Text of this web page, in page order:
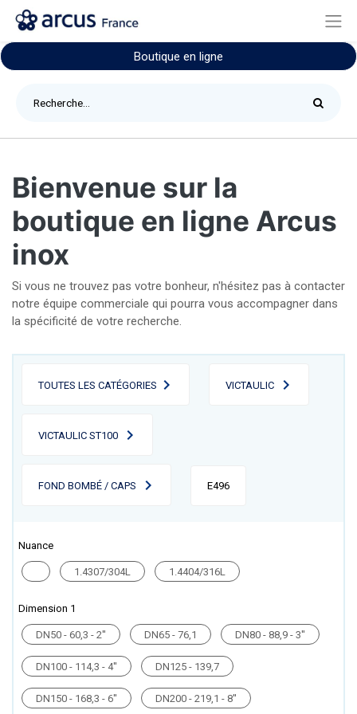
Boutique en ligne
Bienvenue sur la
boutique en ligne Arcus
inox
Si vous ne trouvez pas votre bonheur, n'hésitez pas à contacter
notre équipe commerciale qui pourra vous accompagner dans
la spécificité de votre recherche.
TOUTES LES CATÉGORIES VICTAULIC
VICTAULIC ST100
FOND BOMBÉ / CAPS E496
Nuance
1.4307/304L 1.4404/316L
Dimension 1
DN50 - 60,3 - 2'' DN65 - 76,1 DN80 - 88,9 - 3''
DN100 - 114,3 - 4'' DN125 - 139,7
DN150 - 168,3 - 6'' DN200 - 219,1 - 8''